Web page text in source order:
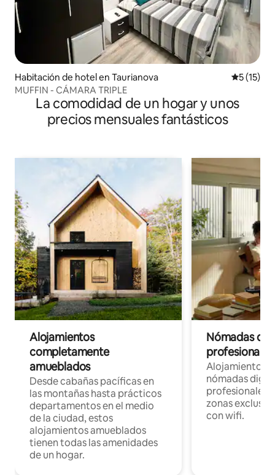
Habitación de hotel en Taurianova
5 (15)
MUFFIN - CÁMARA TRIPLE
La comodidad de un hogar y unos
precios mensuales fantásticos
Alojamientos
completamente
amueblados
Desde cabañas pacíficas en
las montañas hasta prácticos
departamentos en el medio
de la ciudad, estos
alojamientos amueblados
tienen todas las amenidades
de un hogar.
Nómadas
Alojamientos
nómadas
profesionales
zonas
con wifi.